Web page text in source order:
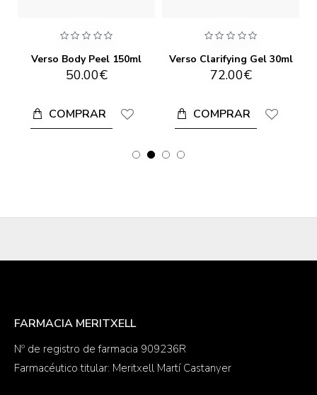
Verso Body Peel 150ml
50.00€
COMPRAR
Verso Clarifying Gel 30ml
72.00€
COMPRAR
FARMACIA MERITXELL
Nº de registro de farmacia 909236R
Farmacéutico titular: Meritxell Martí Castanyer